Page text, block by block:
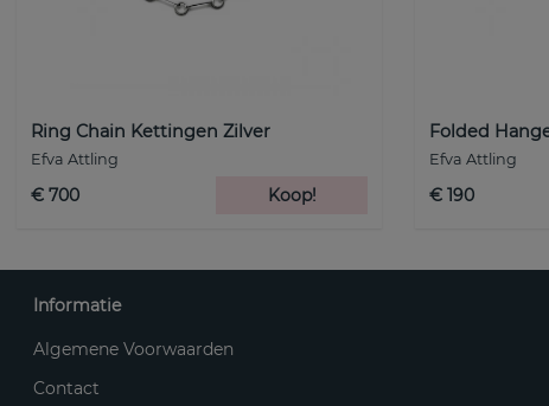
Ring Chain Kettingen Zilver
Efva Attling
€ 700 Koop!
Folded
Efva Attling
€ 190
Informatie
Algemene Voorwaarden
Contact